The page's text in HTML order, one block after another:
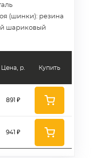
(шинки): резина
шариковый
Цена, р.
891 ₽
941 ₽
Купить